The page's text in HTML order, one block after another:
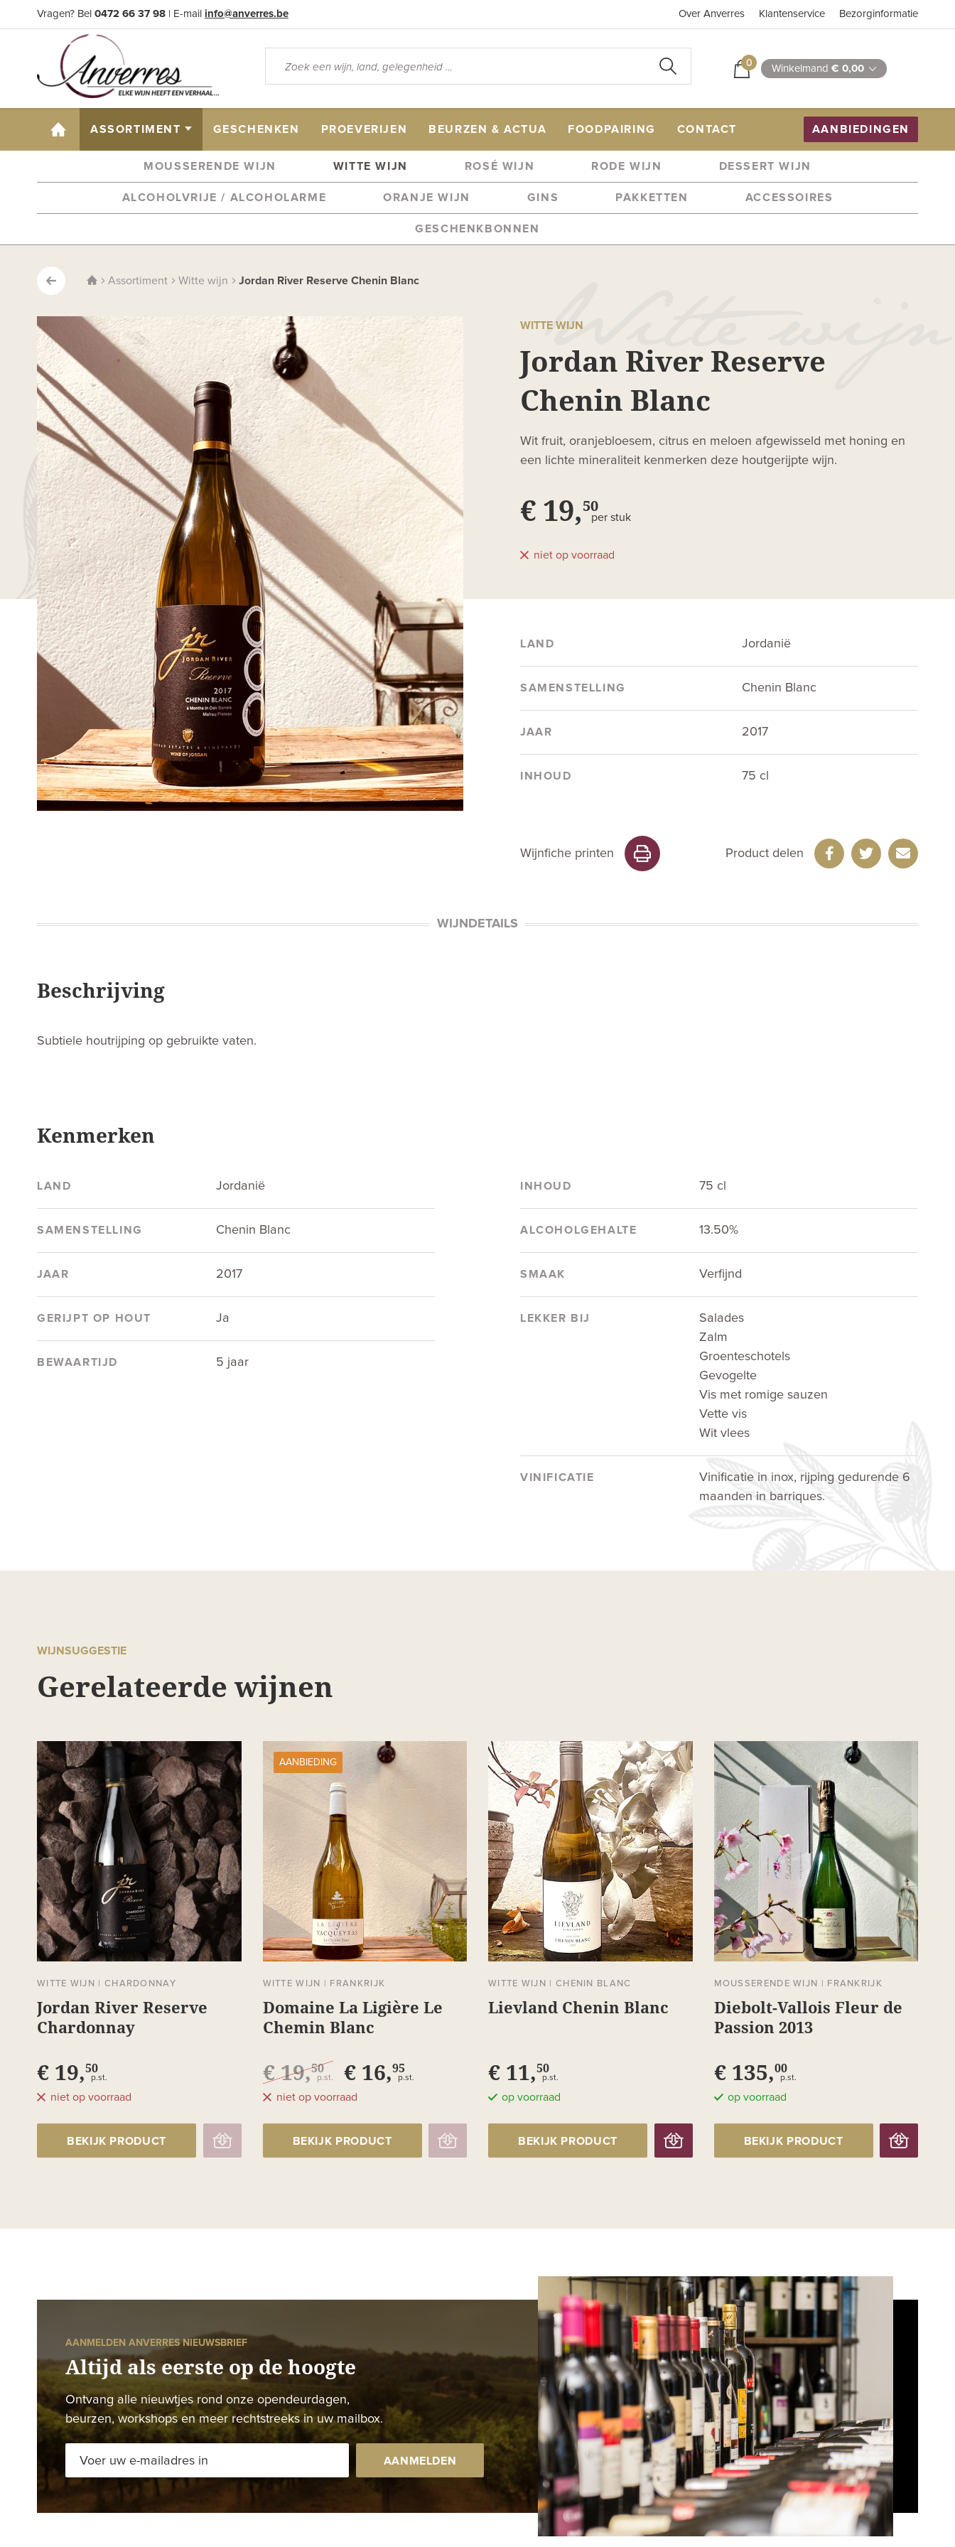
Vragen? Bel 0472 66 37 98 | E-mail info@anverres.be Over Anverres Klantenservice Bezorginformatie
0 Winkelmand € 0,00
HOME ASSORTIMENT GESCHENKEN PROEVERIJEN BEURZEN & ACTUA FOODPAIRING CONTACT AANBIEDINGEN
MOUSSERENDE WIJN WITTE WIJN ROSÉ WIJN RODE WIJN DESSERT WIJN
ALCOHOLVRIJE / ALCOHOLARME ORANJE WIJN GINS PAKKETTEN ACCESSOIRES
GESCHENKBONNEN
Assortiment Witte wijn Jordan River Reserve Chenin Blanc
WITTE WIJN
Jordan River Reserve
Chenin Blanc
Wit fruit, oranjebloesem, citrus en meloen afgewisseld met honing en
een lichte mineraliteit kenmerken deze houtgerijpte wijn.
€ 19,50
per stuk
niet op voorraad
LAND Jordanië
SAMENSTELLING Chenin Blanc
JAAR 2017
INHOUD 75 cl
Wijnfiche printen Product delen
WIJNDETAILS
Beschrijving
Subtiele houtrijping op gebruikte vaten.
Kenmerken
LAND Jordanië
SAMENSTELLING Chenin Blanc
JAAR 2017
GERIJPT OP HOUT Ja
BEWAARTIJD 5 jaar
INHOUD 75 cl
ALCOHOLGEHALTE 13.50%
SMAAK Verfijnd
LEKKER BIJ
Salades
Zalm
Groenteschotels
Gevogelte
Vis met romige sauzen
Vette vis
Wit vlees
VINIFICATIE
Vinificatie in inox, rijping gedurende 6
maanden in barriques.
WIJNSUGGESTIE
Gerelateerde wijnen
WITTE WIJN | CHARDONNAY
Jordan River Reserve
Chardonnay
€ 19,50
p.st.
niet op voorraad
BEKIJK PRODUCT
AANBIEDING
WITTE WIJN | FRANKRIJK
Domaine La Ligière Le
Chemin Blanc
€ 19,50
p.st. € 16,95
p.st.
niet op voorraad
BEKIJK PRODUCT
WITTE WIJN | CHENIN BLANC
Lievland Chenin Blanc
€ 11,50
p.st.
op voorraad
BEKIJK PRODUCT
MOUSSERENDE WIJN | FRANKRIJK
Diebolt-Vallois Fleur de
Passion 2013
€ 135,00
p.st.
op voorraad
BEKIJK PRODUCT
AANMELDEN ANVERRES NIEUWSBRIEF
Altijd als eerste op de hoogte
Ontvang alle nieuwtjes rond onze opendeurdagen,
beurzen, workshops en meer rechtstreeks in uw mailbox.
AANMELDEN